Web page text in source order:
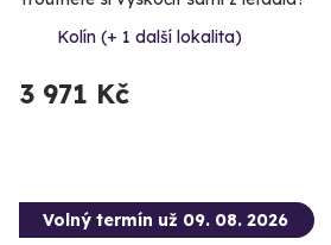
Kolín (+ 1 další lokalita)
3 971 Kč
Volný termín už 09. 08. 2026